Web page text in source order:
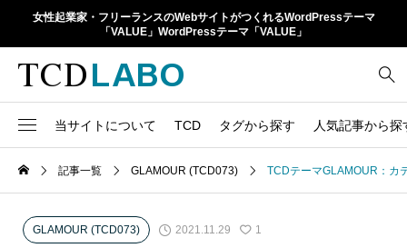
女性起業家・フリーランスのWebサイトがつくれるWordPressテーマ
「VALUE」WordPressテーマ「VALUE」
当サイトについて TCD タグから探す 人気記事から探
13
Google Map
TCD LABOとは
TCDテーマ一覧
WordPressテーマ比較
人気ランキング
記事一覧 GLAMOUR (TCD073) TCDテーマGLAMOUR：カ
GLAMOUR (TCD073) 2021.11.29 1